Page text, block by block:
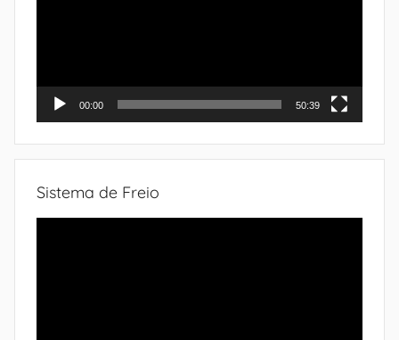
00:00 50:39
Sistema de Freio